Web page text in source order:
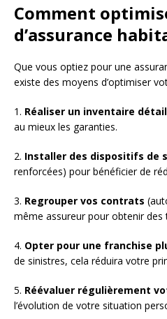
Comment
d’assurance
Que vous optiez pour une
existe des moyens d’optimiser
1. Réaliser un inventaire
au mieux les garanties.
2. Installer des dispositifs de
renforcées) pour bénéficier de
3. Regrouper vos contrats
même assureur pour obtenir des
4. Opter pour une franchise
de sinistres, cela réduira votre
5. Réévaluer régulièrement
l’évolution de votre situation